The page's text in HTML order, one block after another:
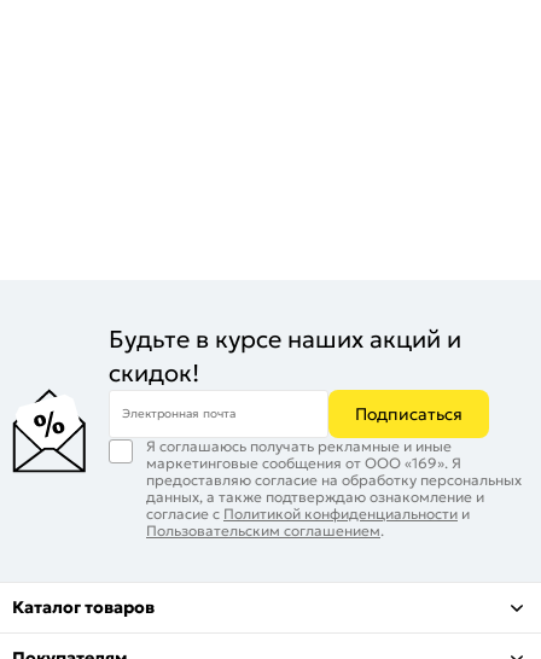
Будьте в курсе наших акций и
скидок!
Электронная почта Подписаться
Я соглашаюсь получать рекламные и иные
маркетинговые сообщения от ООО «169». Я
предоставляю согласие на обработку персональных
данных, а также подтверждаю ознакомление и
согласие с Политикой конфиденциальности и
Пользовательским соглашением.
Каталог товаров